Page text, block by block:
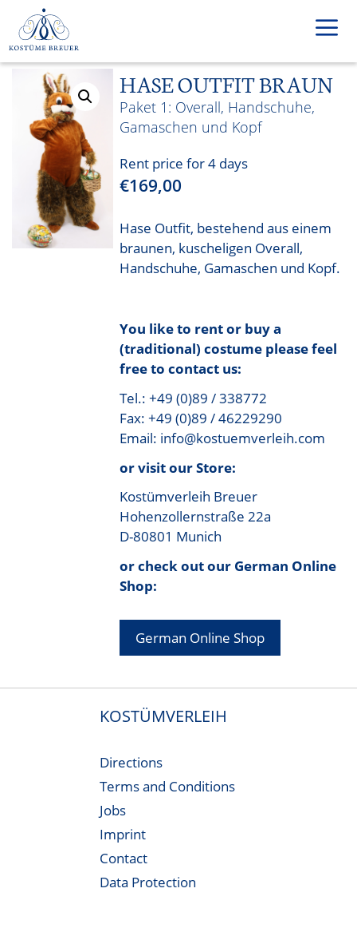
content
Menu
HASE OUTFIT BRAUN
Overall, Handschuhe,
Gamaschen und Kopf
Rent price for 4 days
€169,00
Hase Outfit, bestehend aus einem
braunen, kuscheligen Overall,
Handschuhe, Gamaschen und Kopf.
You like to rent or buy a
(traditional) costume please feel
free to contact us:
Tel.: +49 (0)89 / 338772
Fax: +49 (0)89 / 46229290
Email: info@kostuemverleih.com
or visit our Store:
Kostümverleih Breuer
Hohenzollernstraße 22a
D-80801 Munich
or check out our German Online
Shop:
German Online Shop
KOSTÜMVERLEIH
Directions
Terms and Conditions
Jobs
Imprint
Contact
Data Protection